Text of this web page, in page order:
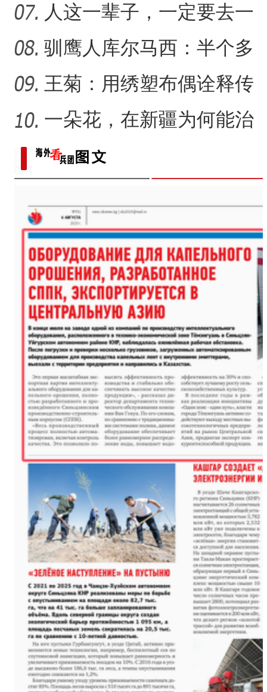
2025新疆舌尖上的丝绸之路
新疆戈壁滩上番茄
展 拉近世界与新疆距离
人这一辈子，一定要去一
趟新星市！
驯鹰人库尔马西：半个多
世纪的传统文化守望
王菊：用绣塑布偶诠释传
统符号与技艺
一朵花，在新疆为何能治
沙又致富？